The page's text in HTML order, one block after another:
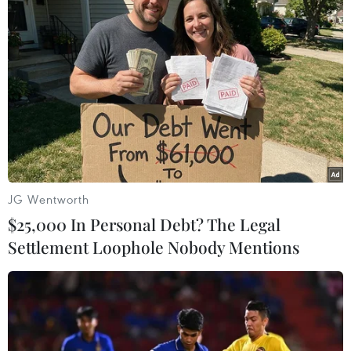
có các đơn vị đầu tiên đạt trung hòa carbon theo
tiêu chuẩn quốc tế ISO 14068-1 (phạm vi phát
thải 1 và 2). Trong đó, nhà máy và trang trại đầu
tiên đạt trung hòa carbon được đặt ngay tại
Nghệ An – nơi diễn ra diễn đàn quốc gia về môi
trường và khí hậu năm nay.
Từ kiểm kê đến cắt giảm:
Cách tiếp cận dựa trên dữ liệu
Để kiểm soát tổng lượng phát thải ở quy mô
quốc gia đồng thời tạo động lực kinh tế để
doanh nghiệp đầu tư công nghệ sạch và tối ưu
hóa sản xuất theo hướng phát thải thấp, Việt
Nam đang chuẩn bị vận hành thí điểm sàn giao
dịch carbon trong tháng này. Hiện có 2.166 cơ
sở bắt buộc báo cáo phát thải khí nhà kính,
JG Wentworth
$25,000 In Personal Debt? The Legal
Settlement Loophole Nobody Mentions